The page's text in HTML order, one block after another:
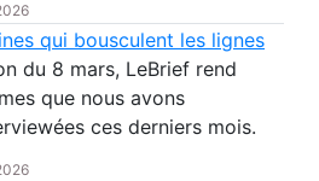
qui bousculent les lignes
du 8 mars, LeBrief rend
que nous avons
ces derniers mois.